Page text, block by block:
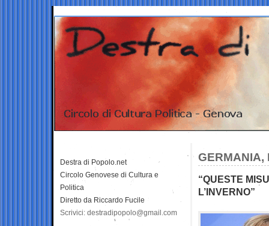
GERMANIA,
“QUESTE
L’INVERNO”
Destra di Popolo.net
Circolo Genovese di Cultura e
Politica
Diretto da Riccardo Fucile
Scrivici: destradipopolo@gmail.com